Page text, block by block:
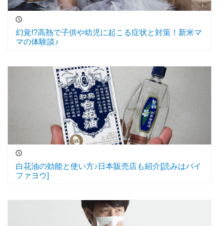
幻覚!?高熱で子供や幼児に起こる症状と対策！新米マ
マの体験談♪
白花油の効能と使い方♪日本販売店も紹介[読みはバイ
ファヨウ]